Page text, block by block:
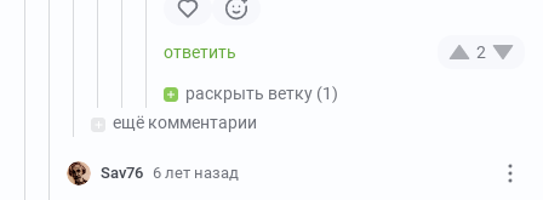
2
раскрыть ветку (1)
ещё комментарии
Sav76 6 лет назад